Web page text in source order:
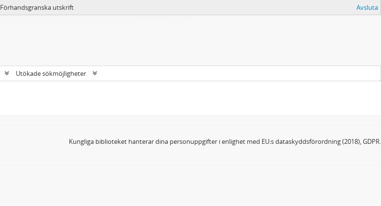
Förhandsgranska utskrift Avsluta
Utökade sökmöjligheter
Kungliga biblioteket hanterar dina personuppgifter i enlighet med EU:s dataskyddsförordning (2018), GDPR.